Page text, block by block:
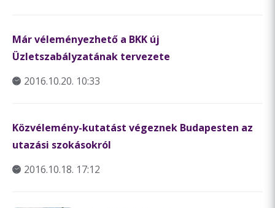
Már véleményezhető a BKK új
Üzletszabályzatának tervezete
2016.10.20. 10:33
Közvélemény-kutatást végeznek Budapesten az
utazási szokásokról
2016.10.18. 17:12